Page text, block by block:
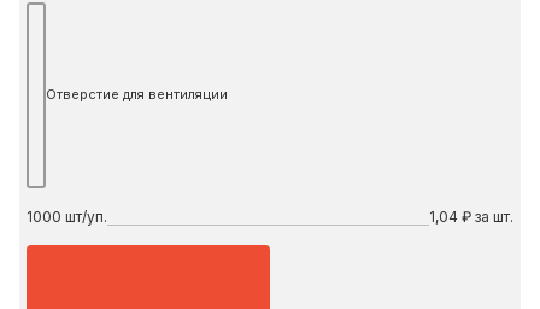
Отверстие для вентиляции
1000 шт/уп. 1,04 ₽ за шт.